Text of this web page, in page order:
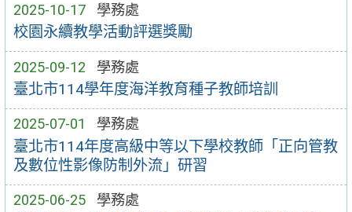
2025-10-17 學務處
校園永續教學活動評選獎勵
2025-09-12 學務處
臺北市114學年度海洋教育種子教師培訓
2025-07-01 學務處
臺北市114年度高級中等以下學校教師「正向管教
及數位性影像防制外流」研習
2025-06-25 學務處